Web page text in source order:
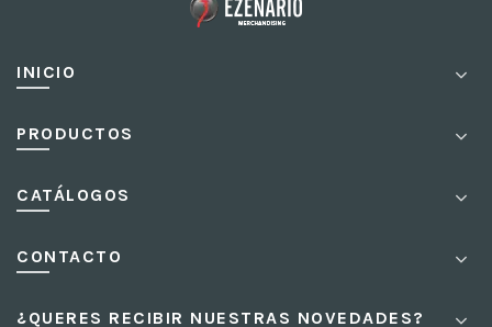
INICIO
PRODUCTOS
CATÁLOGOS
CONTACTO
¿QUERES RECIBIR NUESTRAS NOVEDADES?